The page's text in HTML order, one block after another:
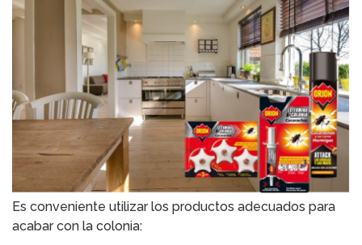
Es conveniente utilizar los productos adecuados para
acabar con la colonia: